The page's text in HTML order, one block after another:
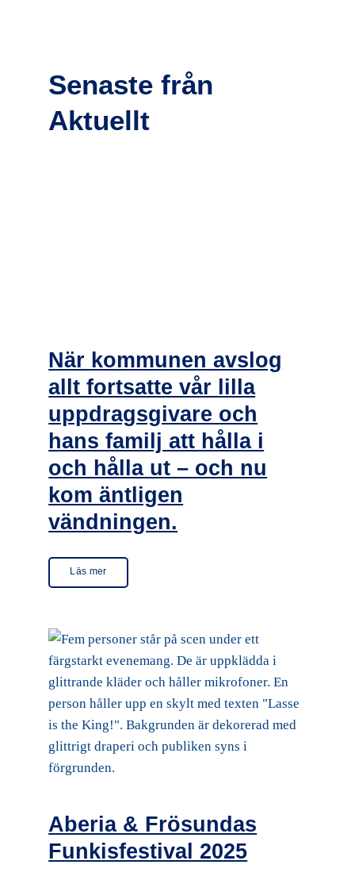
Senaste från
Aktuellt
När kommunen avslog
allt fortsatte vår lilla
uppdragsgivare och
hans familj att hålla i
och hålla ut – och nu
kom äntligen
vändningen.
Läs mer
Aberia & Frösundas
Funkisfestival 2025